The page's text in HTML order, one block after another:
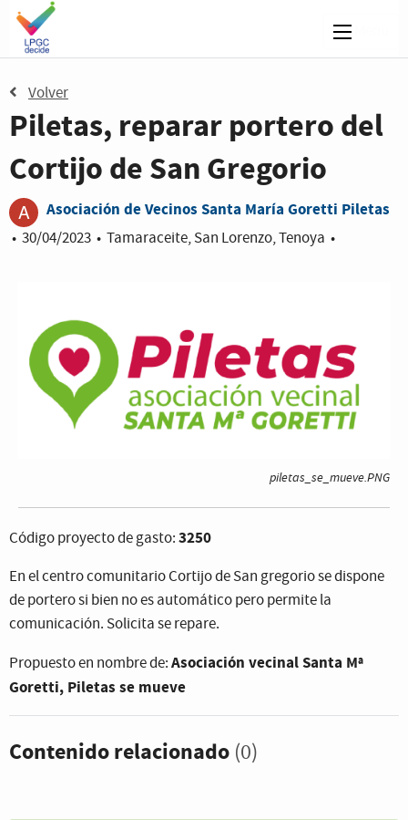
Volver
Piletas, reparar portero del
Cortijo de San Gregorio
Asociación de Vecinos Santa María Goretti Piletas
• 30/04/2023 • Tamaraceite, San Lorenzo, Tenoya •
piletas_se_mueve.PNG
Código proyecto de gasto:3250
En el centro comunitario Cortijo de San gregorio se dispone
de portero si bien no es automático pero permite la
comunicación. Solicita se repare.
Propuesto en nombre de:Asociación vecinal Santa Mª
Goretti, Piletas se mueve
Contenido relacionado (0)